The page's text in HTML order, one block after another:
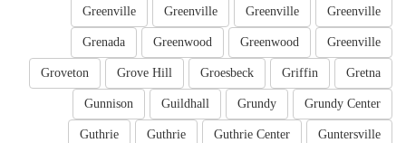
Greenville
Greenville
Greenville
Greenville
Greenville
Greenwood
Greenwood
Grenada
Gretna
Griffin
Groesbeck
Grove Hill
Groveton
Grundy Center
Grundy
Guildhall
Gunnison
Guntersville
Guthrie Center
Guthrie
Guthrie